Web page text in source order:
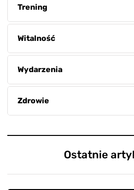
Trening
Witalność
Wydarzenia
Zdrowie
Ostatnie